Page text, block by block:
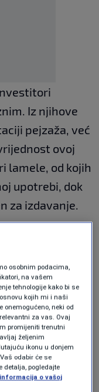
Iz njihove
pejzaža, već
ovoj
lamele, od kojih
upotrebi, dok
za izdavanje.
zastićenom
plan.
da je upoznat
Trebeviću, ali
dijelove
drugog bh.
osobnim podacima,
na vašem
tehnologije kako bi se
kojih mi i naši
onemogućeno, neki od
za vas. Ovaj
promijeniti trenutni
željenim
ikonu u donjem
odabir će se
detalja, pogledajte
o vašoj